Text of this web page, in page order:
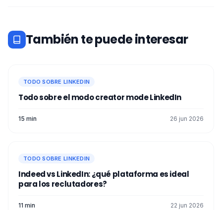
También te puede interesar
TODO SOBRE LINKEDIN
Todo sobre el modo creator mode LinkedIn
15 min 26 jun 2026
TODO SOBRE LINKEDIN
Indeed vs LinkedIn: ¿qué plataforma es ideal
para los reclutadores?
11 min 22 jun 2026